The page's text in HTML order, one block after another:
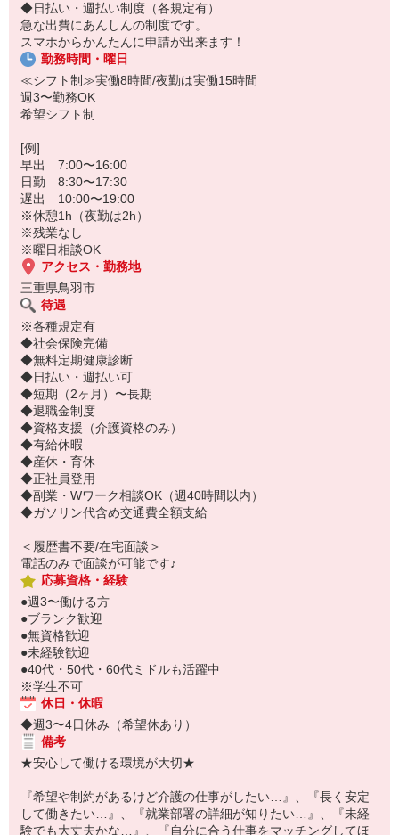
◆日払い・週払い制度（各規定有）
急な出費にあんしんの制度です。
スマホからかんたんに申請が出来ます！
勤務時間・曜日
≪シフト制≫実働8時間/夜勤は実働15時間
週3〜勤務OK
希望シフト制
[例]
早出 7:00〜16:00
日勤 8:30〜17:30
遅出 10:00〜19:00
※休憩1h（夜勤は2h）
※残業なし
※曜日相談OK
アクセス・勤務地
三重県鳥羽市
待遇
※各種規定有
◆社会保険完備
◆無料定期健康診断
◆日払い・週払い可
◆短期（2ヶ月）〜長期
◆退職金制度
◆資格支援（介護資格のみ）
◆有給休暇
◆産休・育休
◆正社員登用
◆副業・Wワーク相談OK（週40時間以内）
◆ガソリン代含め交通費全額支給
＜履歴書不要/在宅面談＞
電話のみで面談が可能です♪
応募資格・経験
●週3〜働ける方
●ブランク歓迎
●無資格歓迎
●未経験歓迎
●40代・50代・60代ミドルも活躍中
※学生不可
休日・休暇
◆週3〜4日休み（希望休あり）
備考
★安心して働ける環境が大切★
『希望や制約があるけど介護の仕事がしたい…』、『長く安定
して働きたい…』、『就業部署の詳細が知りたい…』、『未経
験でも大丈夫かな…』、『自分に合う仕事をマッチングしてほ